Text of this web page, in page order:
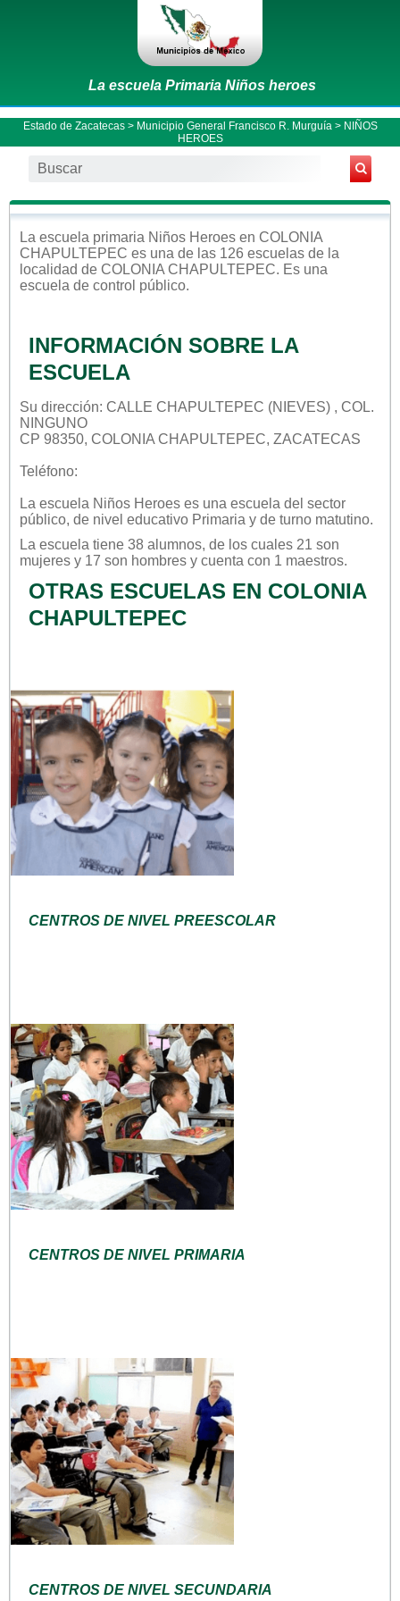
La escuela Primaria Niños heroes
Estado de Zacatecas> Municipio General Francisco R. Murguía > NIÑOS
HEROES
La escuela primaria Niños Heroes en COLONIA
CHAPULTEPEC es una de las 126 escuelas de la
localidad de COLONIA CHAPULTEPEC. Es una
escuela de control público.
INFORMACIÓN SOBRE LA
ESCUELA
Su dirección: CALLE CHAPULTEPEC (NIEVES) , COL.
NINGUNO
CP 98350, COLONIA CHAPULTEPEC, ZACATECAS
Teléfono:
La escuela Niños Heroes es una escuela del sector
público, de nivel educativo Primaria y de turno matutino.
La escuela tiene 38 alumnos, de los cuales 21 son
mujeres y 17 son hombres y cuenta con 1 maestros.
OTRAS ESCUELAS EN COLONIA
CHAPULTEPEC
CENTROS DE NIVEL PREESCOLAR
CENTROS DE NIVEL PRIMARIA
CENTROS DE NIVEL SECUNDARIA